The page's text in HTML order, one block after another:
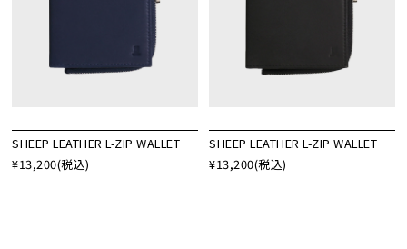
SHEEP LEATHER L-ZIP WALLET
¥13,200(税込)
SHEEP LEATHER L-ZIP WALLET
¥13,200(税込)